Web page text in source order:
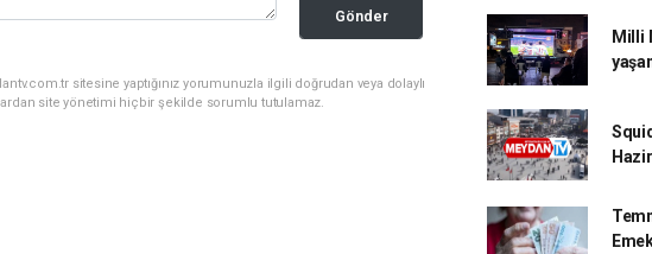
Gönder
sitesine yaptığınız yorumunuzla ilgili doğrudan veya dolaylı
site yönetimi hiçbir şekilde sorumlu tutulamaz.
Milli